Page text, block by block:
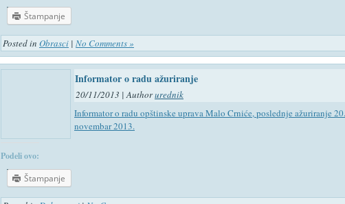
Štampanje
Posted in Obrasci | No Comments »
Informator o radu ažuriranje
20/11/2013 | Authorurednik
Informator o radu opštinske uprava Malo Crniće, poslednje ažuriranje 20.
novembar 2013.
Podeli ovo:
Štampanje